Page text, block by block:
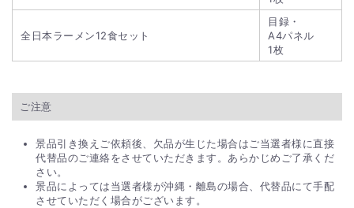
全日本ラーメン12食セット
目録・
A4パネル
1枚
ご注意
景品引き換えご依頼後、欠品が生じた場合はご当選者様に直接
代替品のご連絡をさせていただきます。あらかじめご了承くだ
さい。
景品によっては当選者様が沖縄・離島の場合、代替品にて手配
させていただく場合がございます。